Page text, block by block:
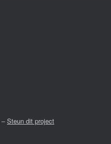
–Steun dit project